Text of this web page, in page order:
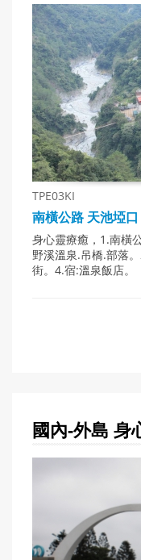
TPE03KI
南橫公路 天池埡
身心靈療癒，1.南橫
野溪溫泉.吊橋.部落
街。4.宿:溫泉飯店。
國內-外島 身